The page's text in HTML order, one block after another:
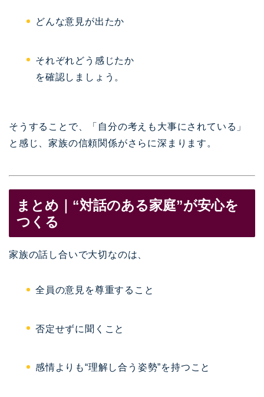
どんな意見が出たか
それぞれどう感じたか
を確認しましょう。
そうすることで、「自分の考えも大事にされている」
と感じ、家族の信頼関係がさらに深まります。
まとめ｜“対話のある家庭”が安心を
つくる
家族の話し合いで大切なのは、
全員の意見を尊重すること
否定せずに聞くこと
感情よりも“理解し合う姿勢”を持つこと